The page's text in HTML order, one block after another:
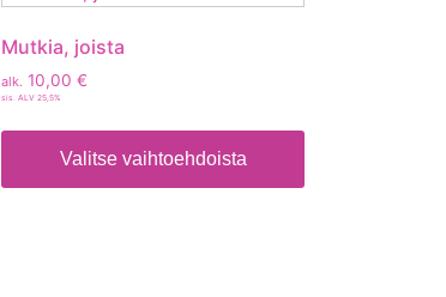
Mutkia, joista
alk. 10,00 €
sis. ALV 25,5%
Valitse vaihtoehdoista